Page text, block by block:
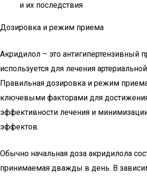
и их последствия
Дозировка и режим приема
Акридилол – это антигипертензивный
используется для лечения
Правильная дозировка и режим
ключевыми факторами для
эффективности лечения и
эффектов.
Обычно начальная доза акридилола
принимаемая дважды в день. В